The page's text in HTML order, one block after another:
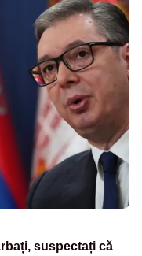
suspectați că